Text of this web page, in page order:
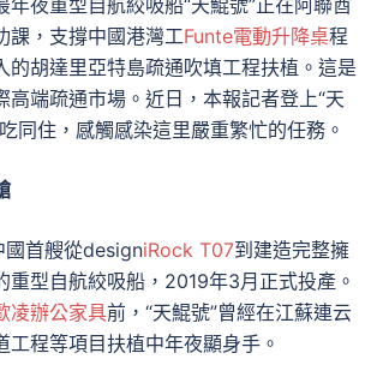
年夜重型自航絞吸船“天鯤號”正在阿聯酋
課，支撐中國港灣工Funte電動升降桌程
的胡達里亞特島疏通吹填工程扶植。這是
高端疏通市場。近日，本報記者登上“天
同住，感觸感染這里嚴重繁忙的任務。
國首艘從designiRock T07到建造完整擁
重型自航絞吸船，2019年3月正式投產。
凌辦公家具前，“天鯤號”曾經在江蘇連云
工程等項目扶植中年夜顯身手。